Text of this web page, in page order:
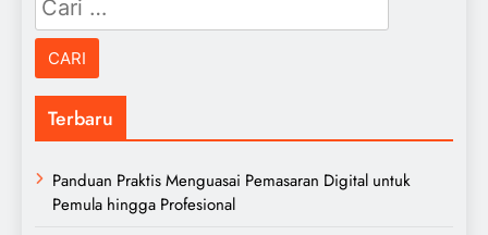
untuk:
Terbaru
Panduan Praktis Menguasai Pemasaran Digital untuk
Pemula hingga Profesional